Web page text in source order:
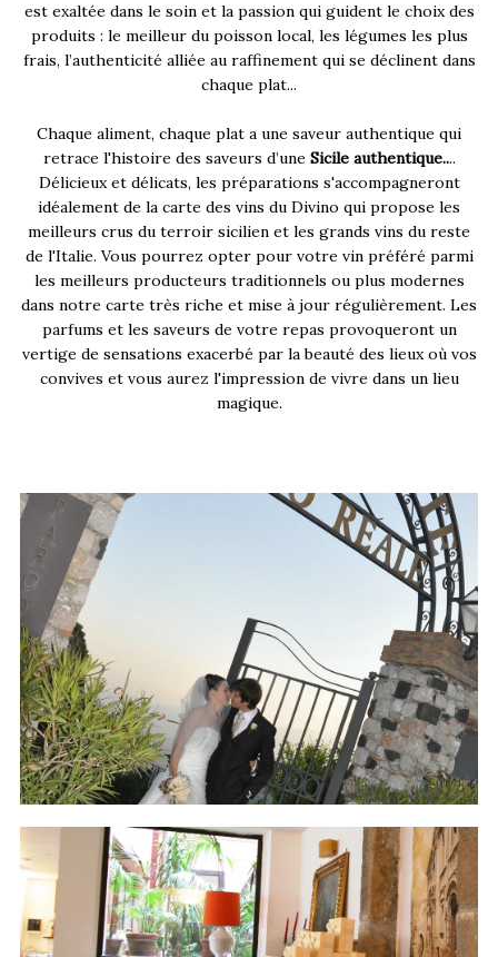
est exaltée dans le soin et la passion qui guident le choix des
produits : le meilleur du poisson local, les légumes les plus
frais, l’authenticité alliée au raffinement qui se déclinent dans
chaque plat...
Chaque aliment, chaque plat a une saveur authentique qui
retrace l'histoire des saveurs d’uneSicile authentique....
Délicieux et délicats, les préparations s'accompagneront
idéalement de la carte des vins du Divino qui propose les
meilleurs crus du terroir sicilien et les grands vins du reste
de l'Italie. Vous pourrez opter pour votre vin préféré parmi
les meilleurs producteurs traditionnels ou plus modernes
dans notre carte très riche et mise à jour régulièrement. Les
parfums et les saveurs de votre repas provoqueront un
vertige de sensations exacerbé par la beauté des lieux où vos
convives et vous aurez l'impression de vivre dans un lieu
magique.